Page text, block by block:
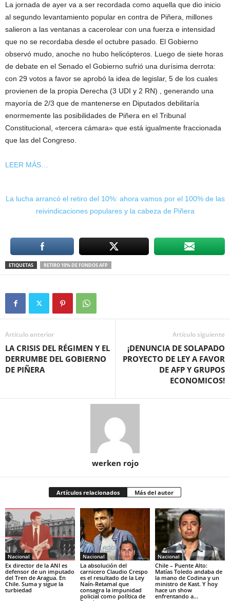
La jornada de ayer va a ser recordada como aquella que dio inicio
al segundo levantamiento popular en contra de Piñera, millones
salieron a las ventanas a cacerolear con una fuerza e intensidad
que no se recordaba desde el octubre pasado. El Gobierno
observó mudo, anoche no hubo helicópteros. Luego de siete horas
de debate en el Senado el Gobierno sufrió una durísima derrota:
con 29 votos a favor se aprobó la idea de legislar, 5 de los cuales
provienen de la propia Derecha (3 UDI y 2 RN) , generando una
mayoría de 2/3 que de mantenerse en Diputados debilitaría
enormemente las posibilidades de Piñera en el Tribunal
Constitucional, «tercera cámara» que está igualmente fraccionada
que las del Congreso.
LEER MÁS…
La lucha arrancó el retiro del 10%: ahora vamos por el 100% de las
reivindicaciones populares y la cabeza de Piñera
ETIQUETAS RETIRO 10% DE FONDOS AFP
Artículo anterior
LA CRISIS DEL RÉGIMEN Y EL
DERRUMBE DEL GOBIERNO
DE PIÑERA
Artículo siguiente
¡DENUNCIA DE SOLAPADO
PROYECTO DE LEY A FAVOR
DE AFP Y GRUPOS
ECONOMICOS!
werken rojo
Artículos relacionados Más del autor
Nacional
Ex director de la ANI es
defensor de un imputado
del Tren de Aragua. En
Chile. Suma y sigue la
turbiedad
Nacional
La absolución del
carnicero Claudio Crespo
es el resultado de la Ley
Naín-Retamal que
consagra la impunidad
policial como política de
Nacional
Chile – Puente Alto:
Matías Toledo andaba de
la mano de Codina y un
ministro de Kast. Y hoy
hace un show
enfrentando a...